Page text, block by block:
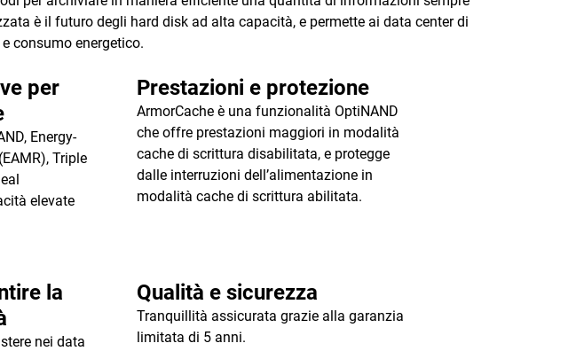
è il futuro degli hard disk ad alta capacità, e permette ai data center di
consumo energetico.
per
Energy-
Triple
elevate
Prestazioni e protezione
ArmorCache è una funzionalità OptiNAND
che offre prestazioni maggiori in modalità
cache di scrittura disabilitata, e protegge
dalle interruzioni dell’alimentazione in
modalità cache di scrittura abilitata.
la
nei data
Qualità e sicurezza
Tranquillità assicurata grazie alla garanzia
limitata di 5 anni.